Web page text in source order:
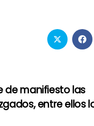
de manifiesto las
entre ellos